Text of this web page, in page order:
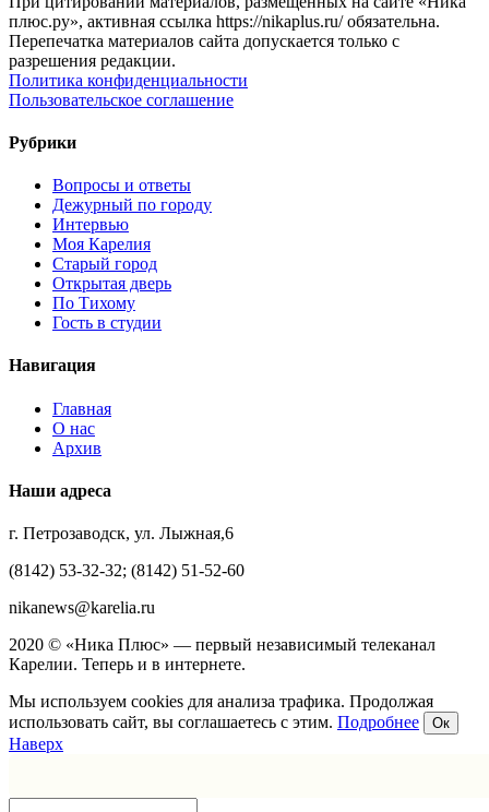
плюс.ру», активная ссылка https://nikaplus.ru/ обязательна.
Перепечатка материалов сайта допускается только с
разрешения редакции.
Политика конфиденциальности
Пользовательское соглашение
Рубрики
Вопросы и ответы
Дежурный по городу
Интервью
Моя Карелия
Старый город
Открытая дверь
По Тихому
Гость в студии
Навигация
Главная
О нас
Архив
Наши адреса
г. Петрозаводск, ул. Лыжная,6
(8142) 53-32-32; (8142) 51-52-60
nikanews@karelia.ru
2020 © «Ника Плюс» — первый независимый телеканал
Карелии. Теперь и в интернете.
Мы используем cookies для анализа трафика. Продолжая
использовать сайт, вы соглашаетесь с этим. Подробнее Ок
Наверх